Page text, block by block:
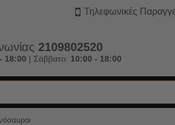
Τηλεφωνικές
2109802520
18:00 | Σάββατο: 10:00 - 18:00